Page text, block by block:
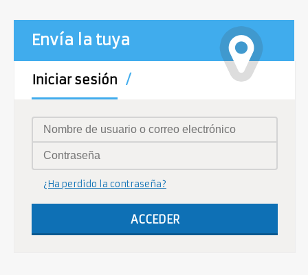
Envía la tuya
Iniciar sesión
¿Ha perdido la contraseña?